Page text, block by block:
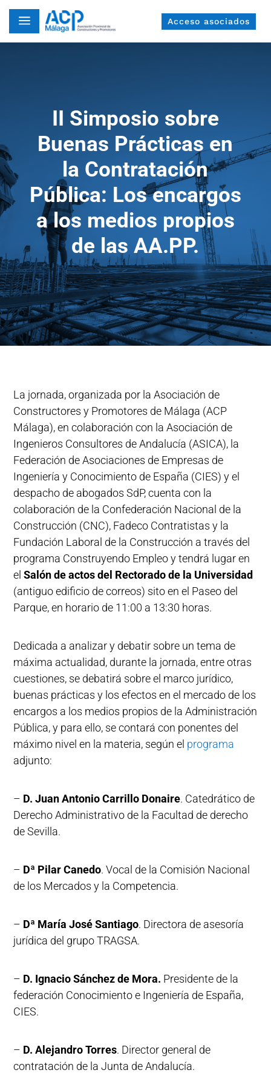
a Acceso asociados
II Simposio sobre
Buenas Prácticas en
la Contratación
Pública: Los encargos
a los medios propios
de las AA.PP.
La jornada, organizada por la Asociación de
Constructores y Promotores de Málaga (ACP
Málaga), en colaboración con la Asociación de
Ingenieros Consultores de Andalucía (ASICA), la
Federación de Asociaciones de Empresas de
Ingeniería y Conocimiento de España (CIES) y el
despacho de abogados SdP, cuenta con la
colaboración de la Confederación Nacional de la
Construcción (CNC), Fadeco Contratistas y la
Fundación Laboral de la Construcción a través del
programa Construyendo Empleo y tendrá lugar en
elSalón de actos del Rectorado de la Universidad
(antiguo edificio de correos) sito en el Paseo del
Parque, en horario de 11:00 a 13:30 horas.
Dedicada a analizar y debatir sobre un tema de
máxima actualidad, durante la jornada, entre otras
cuestiones, se debatirá sobre el marco jurídico,
buenas prácticas y los efectos en el mercado de los
encargos a los medios propios de la Administración
Pública, y para ello, se contará con ponentes del
máximo nivel en la materia, según el programa
adjunto:
– D. Juan Antonio Carrillo Donaire. Catedrático de
Derecho Administrativo de la Facultad de derecho
de Sevilla.
– Dª Pilar Canedo. Vocal de la Comisión Nacional
de los Mercados y la Competencia.
– Dª María José Santiago. Directora de asesoría
jurídica del grupo TRAGSA.
– D. Ignacio Sánchez de Mora. Presidente de la
federación Conocimiento e Ingeniería de España,
CIES.
– D. Alejandro Torres. Director general de
contratación de la Junta de Andalucía.